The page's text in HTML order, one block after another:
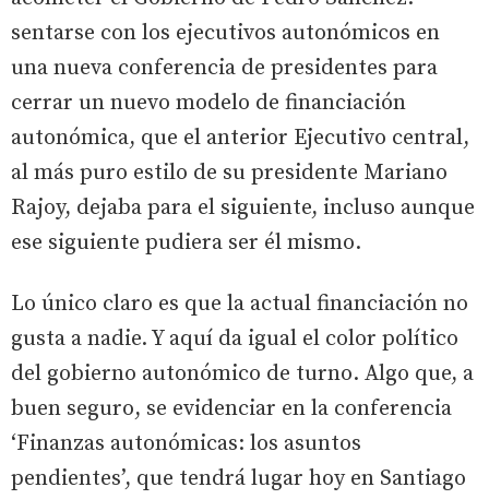
sentarse con los ejecutivos autonómicos en
una nueva conferencia de presidentes para
cerrar un nuevo modelo de financiación
autonómica, que el anterior Ejecutivo central,
al más puro estilo de su presidente Mariano
Rajoy, dejaba para el siguiente, incluso aunque
ese siguiente pudiera ser él mismo.
Lo único claro es que la actual financiación no
gusta a nadie. Y aquí da igual el color político
del gobierno autonómico de turno. Algo que, a
buen seguro, se evidenciar en la conferencia
‘Finanzas autonómicas: los asuntos
pendientes’, que tendrá lugar hoy en Santiago